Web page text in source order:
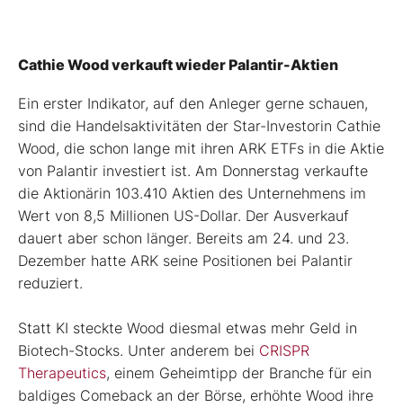
Cathie Wood verkauft wieder Palantir-Aktien
Ein erster Indikator, auf den Anleger gerne schauen,
sind die Handelsaktivitäten der Star-Investorin Cathie
Wood, die schon lange mit ihren ARK ETFs in die Aktie
von Palantir investiert ist. Am Donnerstag verkaufte
die Aktionärin 103.410 Aktien des Unternehmens im
Wert von 8,5 Millionen US-Dollar. Der Ausverkauf
dauert aber schon länger. Bereits am 24. und 23.
Dezember hatte ARK seine Positionen bei Palantir
reduziert.
Statt KI steckte Wood diesmal etwas mehr Geld in
Biotech-Stocks. Unter anderem bei CRISPR
Therapeutics, einem Geheimtipp der Branche für ein
baldiges Comeback an der Börse, erhöhte Wood ihre